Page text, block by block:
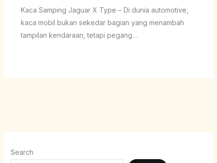
Kaca Samping Jaguar X Type – Di dunia automotive,
kaca mobil bukan sekedar bagian yang menambah
tampilan kendaraan, tetapi pegang…
Search